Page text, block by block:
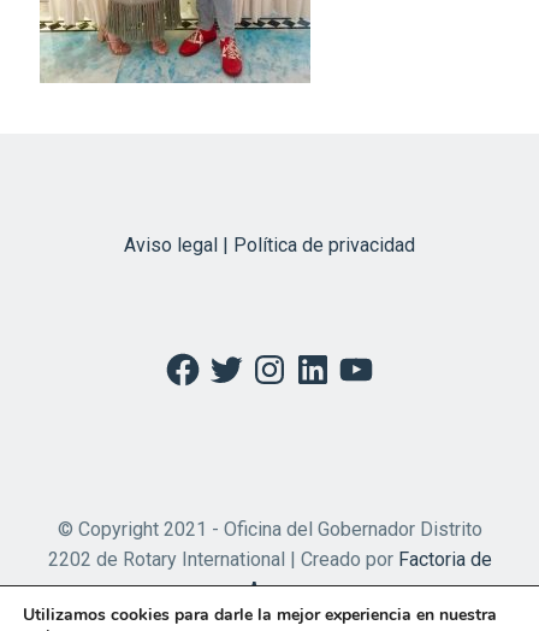
Aviso legal | Política de privacidad
Facebook
TwitterInstagramLinkedInYouTube
© Copyright 2021 - Oficina del Gobernador Distrito
2202 de Rotary International | Creado por Factoria de
Apps
Utilizamos cookies para darle la mejor experiencia en nuestra